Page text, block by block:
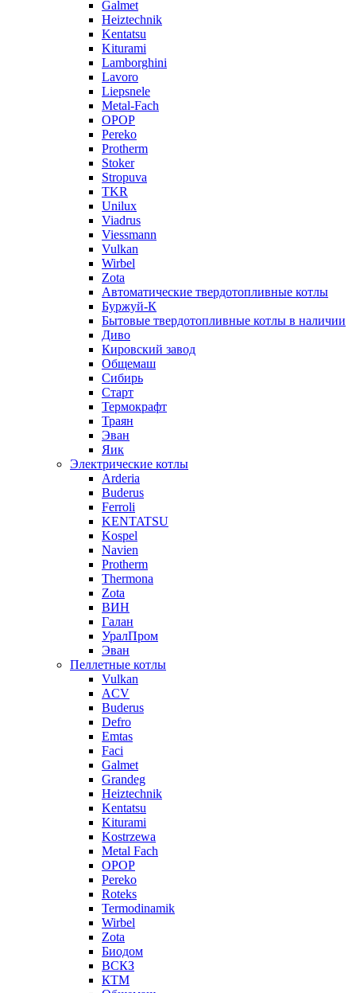
Galmet
Heiztechnik
Kentatsu
Kiturami
Lamborghini
Lavoro
Liepsnele
Metal-Fach
OPOP
Pereko
Protherm
Stoker
Stropuva
TKR
Unilux
Viadrus
Viessmann
Vulkan
Wirbel
Zota
Автоматические твердотопливные котлы
Буржуй-К
Бытовые твердотопливные котлы в наличии
Диво
Кировский завод
Общемаш
Сибирь
Старт
Термокрафт
Траян
Эван
Яик
Электрические котлы
Arderia
Buderus
Ferroli
KENTATSU
Kospel
Navien
Protherm
Thermona
Zota
ВИН
Галан
УралПром
Эван
Пеллетные котлы
Vulkan
ACV
Buderus
Defro
Emtas
Faci
Galmet
Grandeg
Heiztechnik
Kentatsu
Kiturami
Kostrzewa
Metal Fach
OPOP
Pereko
Roteks
Termodinamik
Wirbel
Zota
Биодом
ВСКЗ
КТМ